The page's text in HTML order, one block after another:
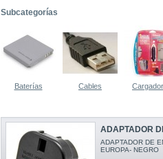
Subcategorías
Baterías Cables
ADAPTADOR
ADAPTADOR DE
EUROPA- NEGRO